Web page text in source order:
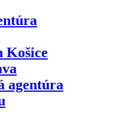
Košice
agentúra